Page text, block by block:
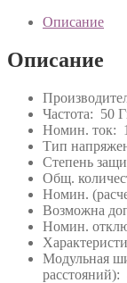
Описание
Описание
Частота: 50
Номин. ток:
Тип
Степень
Общ.
Номин.
Возможна
Номин.
Модульная
расстояний):